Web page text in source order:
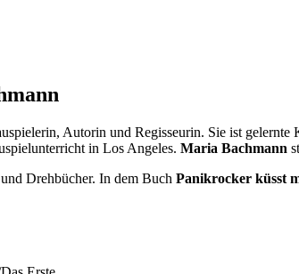
Autorin und Regisseurin. Sie ist
in Los Angeles. Maria Bachmann
Drehbücher. In dem Buch Panikrocker küsst